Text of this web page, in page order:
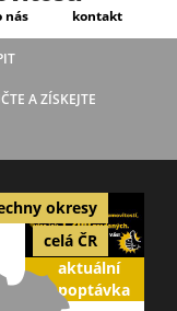
nás kontakt
A ZÍSKEJTE
celá ČR
okresy
aktuální
poptávka